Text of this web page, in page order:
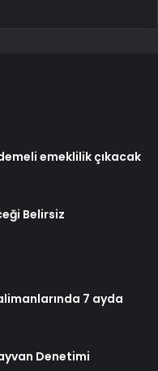
emeklilik çıkacak
Belirsiz
7 ayda
Denetimi